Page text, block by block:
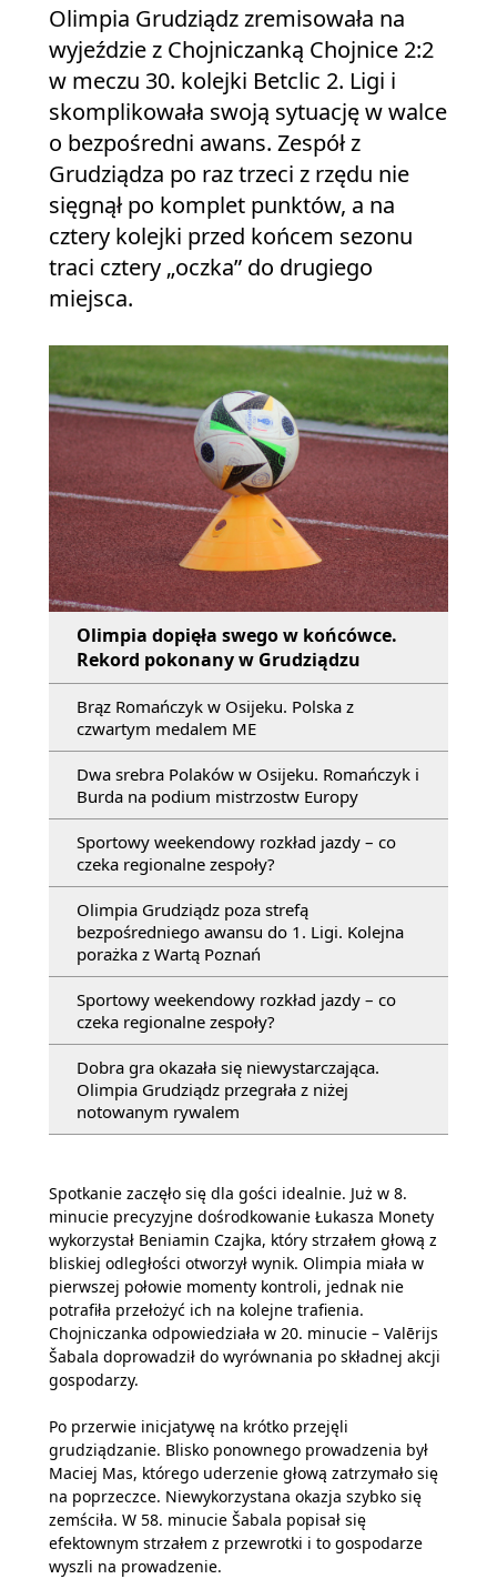
Olimpia Grudziądz zremisowała na
wyjeździe z Chojniczanką Chojnice 2:2
w meczu 30. kolejki Betclic 2. Ligi i
skomplikowała swoją sytuację w walce
o bezpośredni awans. Zespół z
Grudziądza po raz trzeci z rzędu nie
sięgnął po komplet punktów, a na
cztery kolejki przed końcem sezonu
traci cztery „oczka” do drugiego
miejsca.
Olimpia dopięła swego w końcówce.
Rekord pokonany w Grudziądzu
Brąz Romańczyk w Osijeku. Polska z
czwartym medalem ME
Dwa srebra Polaków w Osijeku. Romańczyk i
Burda na podium mistrzostw Europy
Sportowy weekendowy rozkład jazdy – co
czeka regionalne zespoły?
Olimpia Grudziądz poza strefą
bezpośredniego awansu do 1. Ligi. Kolejna
porażka z Wartą Poznań
Sportowy weekendowy rozkład jazdy – co
czeka regionalne zespoły?
Dobra gra okazała się niewystarczająca.
Olimpia Grudziądz przegrała z niżej
notowanym rywalem
Spotkanie zaczęło się dla gości idealnie. Już w 8.
minucie precyzyjne dośrodkowanie Łukasza Monety
wykorzystał Beniamin Czajka, który strzałem głową z
bliskiej odległości otworzył wynik. Olimpia miała w
pierwszej połowie momenty kontroli, jednak nie
potrafiła przełożyć ich na kolejne trafienia.
Chojniczanka odpowiedziała w 20. minucie – Valērijs
Šabala doprowadził do wyrównania po składnej akcji
gospodarzy.
Po przerwie inicjatywę na krótko przejęli
grudziądzanie. Blisko ponownego prowadzenia był
Maciej Mas, którego uderzenie głową zatrzymało się
na poprzeczce. Niewykorzystana okazja szybko się
zemściła. W 58. minucie Šabala popisał się
efektownym strzałem z przewrotki i to gospodarze
wyszli na prowadzenie.